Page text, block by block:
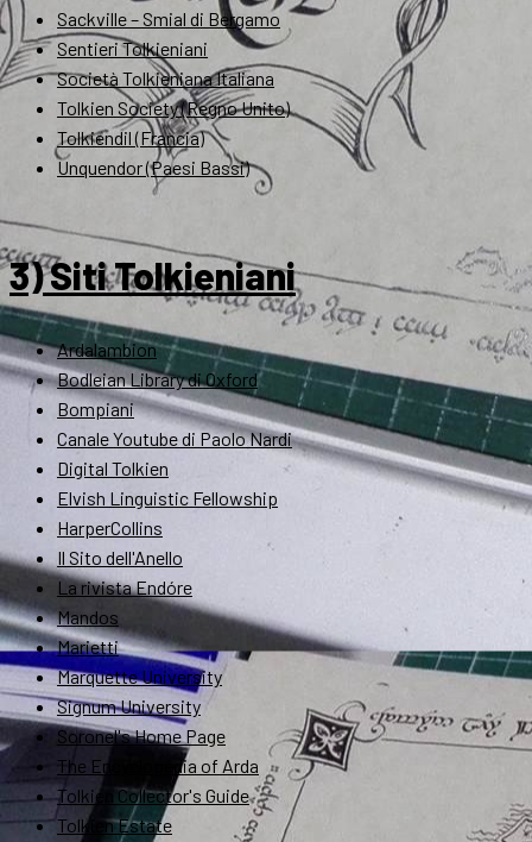
Sackville – Smial di Bergamo
Sentieri Tolkieniani
Società Tolkieniana Italiana
Tolkien Society (Regno Unito)
Tolkiendil (Francia)
Unquendor (Paesi Bassi)
3) Siti Tolkieniani
Ardalambion
Bodleian Library di Oxford
Bompiani
Canale Youtube di Paolo Nardi
Digital Tolkien
Elvish Linguistic Fellowship
HarperCollins
Il Sito dell'Anello
La rivista Endóre
Mandos
Marietti
Marquette University
Signum University
Soronel's Home Page
The Encyclopedia of Arda
Tolkien Collector's Guide
Tolkien Estate